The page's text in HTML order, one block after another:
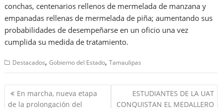
conchas, centenarios rellenos de mermelada de manzana y
empanadas rellenas de mermelada de piña; aumentando sus
probabilidades de desempeñarse en un oficio una vez
cumplida su medida de tratamiento.
Destacados,Gobierno del Estado,Tamaulipas
Navegación
de
En marcha, nueva etapa
de la prolongación del
ESTUDIANTES DE LA UAT
CONQUISTAN EL MEDALLERO